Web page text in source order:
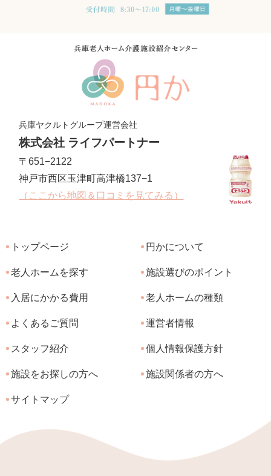
兵庫ヤクルトグループ運営会社
株式会社 ライフパートナー
〒651−2122
神戸市西区玉津町高津橋137−1
（ここから地図＆口コミを見てみる）
トップページ 円かについて
老人ホームを探す 施設選びのポイント
入居にかかる費用 老人ホームの種類
よくあるご質問 運営者情報
スタッフ紹介 個人情報保護方針
施設をお探しの方へ 施設関係者の方へ
サイトマップ